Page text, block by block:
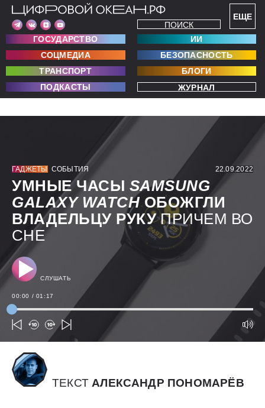
ЕЩЕ
ПОИСК
ГОСУДАРСТВО
ИИ
СОЦМЕДИА
БЕЗОПАСНОСТЬ
ТРАНСПОРТ
БЛОГИ
ПОДКАСТЫ
ЖУРНАЛ
ГАДЖЕТЫ СОБЫТИЯ 22.09.2022
УМНЫЕ ЧАСЫ SAMSUNG
GALAXY WATCHОБОЖГЛИ
ВЛАДЕЛЬЦУ РУКУПРИЧЕМ ВО
СНЕ
СЛУШАТЬ
00:00 / 01:17
ТЕКСТ АЛЕКСАНДР ПОНОМАРЁВ